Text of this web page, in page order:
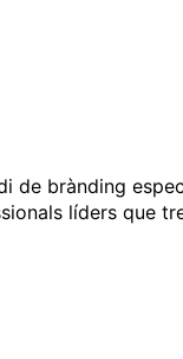
de brànding
líders que